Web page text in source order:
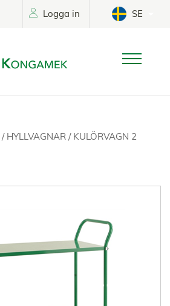
Logga in SE
/ HYLLVAGNAR / KULÖRVAGN 2